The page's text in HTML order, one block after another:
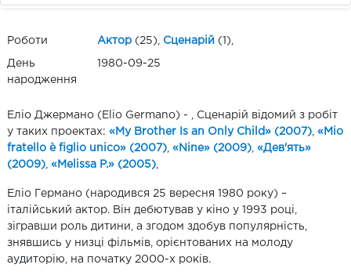
Роботи Актор (25), Сценарій (1),
День
народження
1980-09-25
Еліо Джермано (Elio Germano) - , Сценарій відомий з робіт
у таких проектах: «My Brother Is an Only Child» (2007) «Mio
fratello è figlio unico» (2007) «Nine» (2009) «Дев'ять»
(2009) «Melissa P.» (2005)
Еліо Германо (народився 25 вересня 1980 року) –
італійський актор. Він дебютував у кіно у 1993 році,
зігравши роль дитини, а згодом здобув популярність,
знявшись у низці фільмів, орієнтованих на молоду
аудиторію, на початку 2000-х років.